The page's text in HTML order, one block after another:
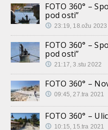
FOTO 360° –
pod osti”
23:19, 18.ožu 2023
FOTO 360° –
pod osti”
21:17, 3.stu 2022
FOTO 360° –
09:45, 27.tra 2021
FOTO 360° –
10:15, 15.tra 2021